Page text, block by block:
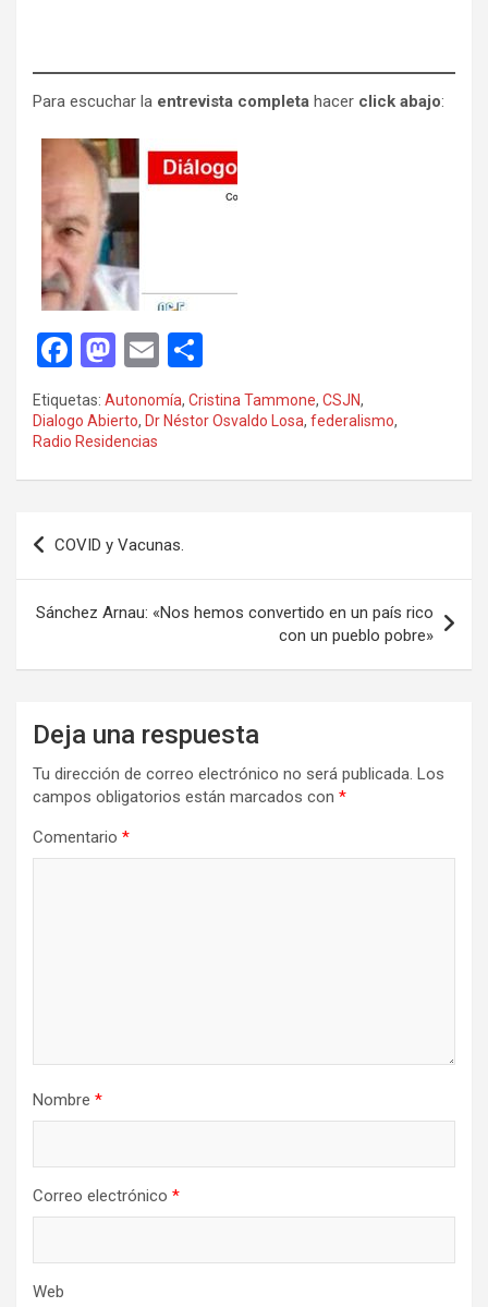
Para escuchar la entrevista completa hacer click abajo:
F
a
ce
b
o
k
M
a
st
o
d
n
E
m
ail
o
m
ar
Etiquetas: Autonomía, Cristina Tammone, CSJN,
Dialogo Abierto, Dr Néstor Osvaldo Losa, federalismo,
Radio Residencias
Navegación
de
entradas
COVID y Vacunas.
Sánchez Arnau: «Nos hemos convertido en un país rico
con un pueblo pobre»
Deja una respuesta
Tu dirección de correo electrónico no será publicada. Los
campos obligatorios están marcados con *
Comentario *
Nombre *
Correo electrónico *
Web